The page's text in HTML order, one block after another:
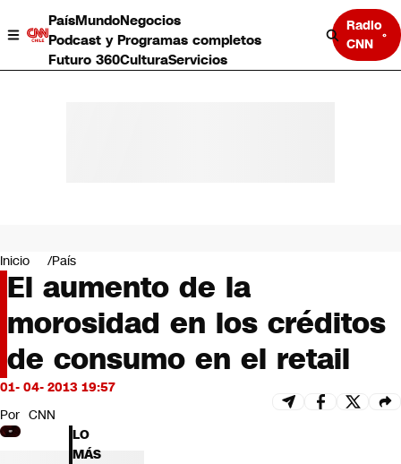
PaísMundoNegocios
Podcast y Programas completos
Futuro 360CulturaServicios
Radio
CNN
Negocios
Deportes
Programas completos
Cultura
Servicios
Bits
CNN tiempo
Futuro 360
Opinión
Inicio País
El aumento de la
morosidad en los créditos
de consumo en el retail
01- 04- 2013 19:57
Por CNN
LO
MÁS